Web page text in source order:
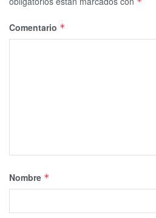
Comentario *
Nombre *